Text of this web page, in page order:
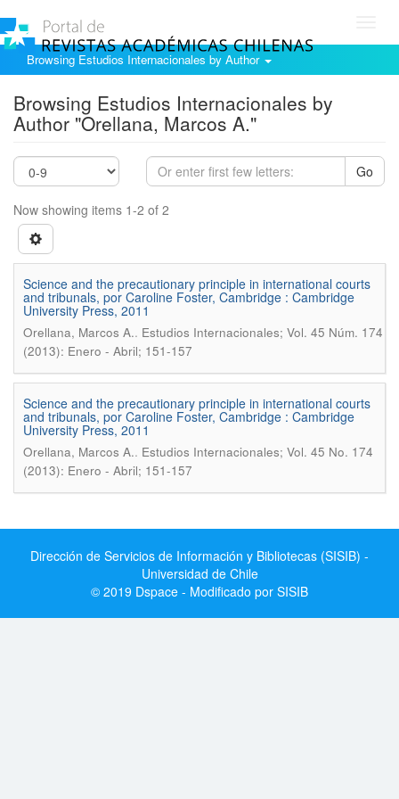
Browsing Estudios Internacionales by Author
Browsing Estudios Internacionales by
Author "Orellana, Marcos A."
Go
Now showing items 1-2 of 2
Science and the precautionary principle in international courts
and tribunals, por Caroline Foster, Cambridge : Cambridge
University Press, 2011
Orellana, Marcos A.. Estudios Internacionales; Vol. 45 Núm. 174
(2013): Enero - Abril; 151-157
Science and the precautionary principle in international courts
and tribunals, por Caroline Foster, Cambridge : Cambridge
University Press, 2011
Orellana, Marcos A.. Estudios Internacionales; Vol. 45 No. 174
(2013): Enero - Abril; 151-157
Dirección de Servicios de Información y Bibliotecas (SISIB) -
Universidad de Chile
© 2019 Dspace - Modificado por SISIB